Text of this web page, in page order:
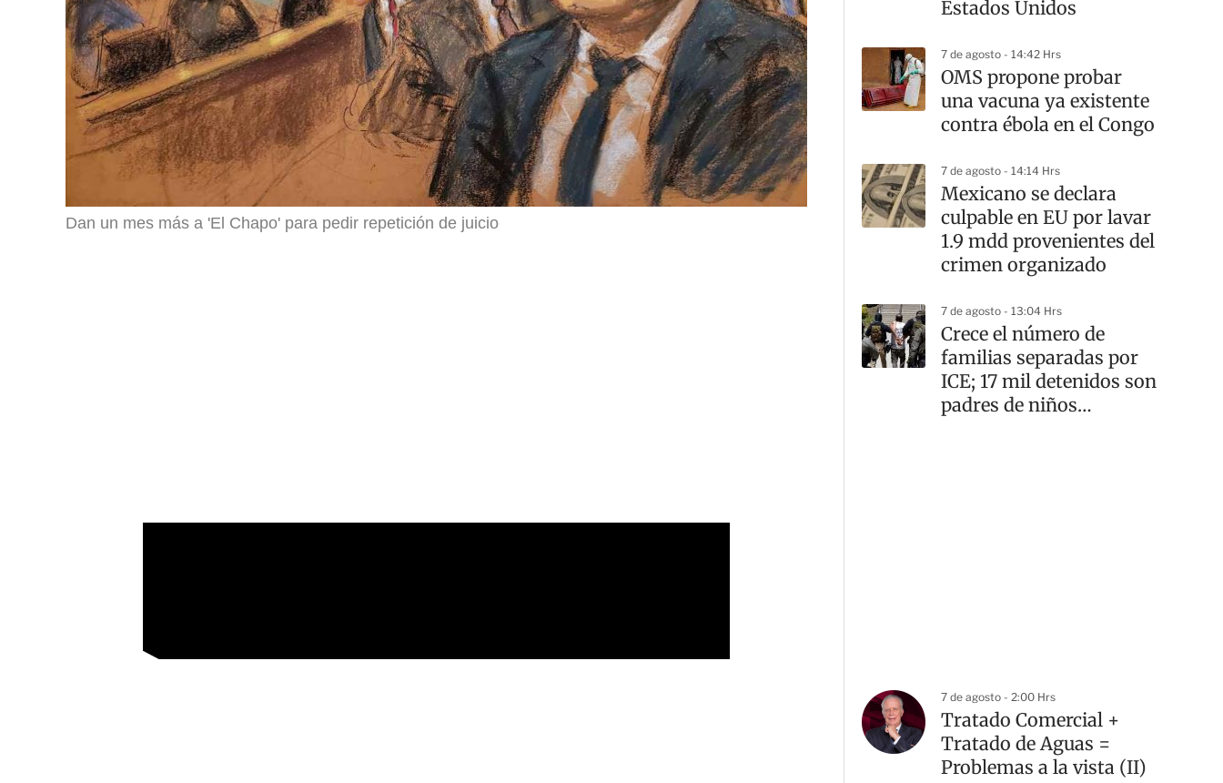
Dan un mes más a 'El Chapo' para pedir repetición de juicio
Estados Unidos
7 de agosto - 14:42 Hrs
OMS propone probar
una vacuna ya existente
contra ébola en el Congo
7 de agosto - 14:14 Hrs
Mexicano se declara
culpable en EU por lavar
1.9 mdd provenientes del
crimen organizado
7 de agosto - 13:04 Hrs
Crece el número de
familias separadas por
ICE; 17 mil detenidos son
padres de niños
7 de agosto - 2:00 Hrs
Tratado Comercial +
Tratado de Aguas =
Problemas a la vista (II)